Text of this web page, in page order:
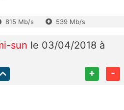
815 Mb/s 539 Mb/s
sun le 03/04/2018 à
+ -